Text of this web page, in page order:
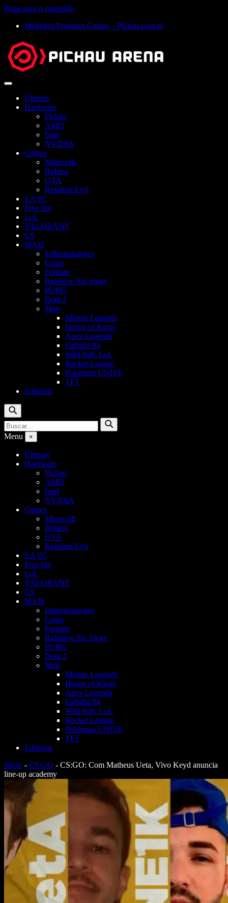
Pular para o conteúdo
Melhores Produtos Gamer – Pichau.com.br
Abrir
Últimas
Hardware
Pichau
AMD
Intel
NVIDIA
Games
Minecraft
Roblox
GTA
Resident Evil
EA FC
Free fire
LoL
VALORANT
CS
MAIS
Influenciadores
Guias
Fortnite
Rainbow Six Siege
PUBG
Dota 2
Mais
Mobile Legends
Honor of Kings
Apex Legends
Farlight 84
Wild Rift: LoL
Rocket League
Pokémon UNITE
TFT
Editorial
Buscar
Buscar
por:
Buscar
Menu ×
Últimas
Hardware
Pichau
AMD
Intel
NVIDIA
Games
Minecraft
Roblox
GTA
Resident Evil
EA FC
Free fire
LoL
VALORANT
CS
MAIS
Influenciadores
Guias
Fortnite
Rainbow Six Siege
PUBG
Dota 2
Mais
Mobile Legends
Honor of Kings
Apex Legends
Farlight 84
Wild Rift: LoL
Rocket League
Pokémon UNITE
TFT
Editorial
Início - CS:GO - CS:GO: Com Matheus Ueta, Vivo Keyd anuncia
line-up academy